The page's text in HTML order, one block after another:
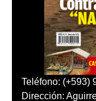
Teléfono: (+593)
Dirección: